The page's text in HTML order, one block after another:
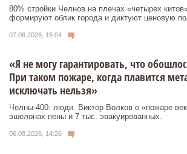
80% стройки Челнов на плечах «четырех
формируют облик города и диктуют ценовую
07.08.2026, 15:04
«Я не могу гарантировать, что
При таком пожаре, когда плавится
исключать нельзя»
Челны-400: люди. Виктор Волков о «пожаре
эшелонах пены и 7 тыс. эвакуированных.
06.08.2026, 14:26